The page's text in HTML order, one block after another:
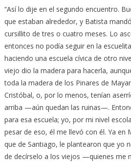
“Así lo dije en el segundo encuentro.
que estaban alrededor, y Batista
cursillito de tres o cuatro meses. Lo
entonces no podía seguir en la
haciendo una escuela cívica de otro
viejo dio la madera para hacerla,
toda la madera de los Pinares de
Cristóbal, o, por lo menos, tenían
arriba —aún quedan las ruinas—.
para esa escuela; yo, por mi nivel
pesar de eso, él me llevó con él. Ya en
que de Santiago, le plantearon que yo
de decírselo a los viejos —quienes me